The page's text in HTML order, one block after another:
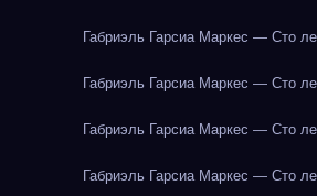
Габриэль Гарсиа Маркес — Сто
Габриэль Гарсиа Маркес — Сто
Габриэль Гарсиа Маркес — Сто
Габриэль Гарсиа Маркес — Сто